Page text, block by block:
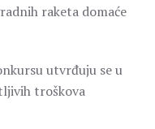
raketa domaće
utvrđuju se u
troškova